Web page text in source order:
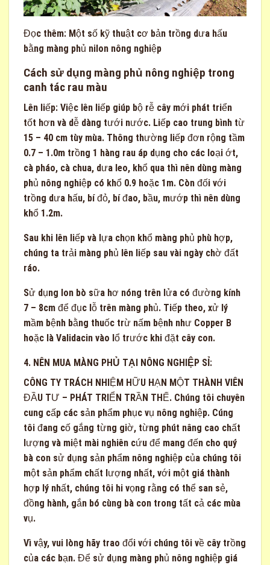
Đọc thêm: Một số kỹ thuật cơ bản trồng dưa hấu
bằng màng phủ nilon nông nghiệp
Cách sử dụng màng phủ nông nghiệp trong
canh tác rau màu
Lên liếp: Việc lên liếp giúp bộ rễ cây mới phát triển
tốt hơn và dễ dàng tưới nước. Liếp cao trung bình từ
15 – 40 cm tùy mùa. Thông thường liếp đơn rộng tầm
0.7 – 1.0m trồng 1 hàng rau áp dụng cho các loại ớt,
cà pháo, cà chua, dưa leo, khổ qua thì nên dùng màng
phủ nông nghiệp có khổ 0.9 hoặc 1m. Còn đối với
trồng dưa hấu, bí đỏ, bí đao, bầu, mướp thì nên dùng
khổ 1.2m.
Sau khi lên liếp và lựa chọn khổ màng phủ phù hợp,
chúng ta trải màng phủ lên liếp sau vài ngày chờ đất
ráo.
Sử dụng lon bò sữa hơ nóng trên lửa có đường kính
7 – 8cm để đục lỗ trên màng phủ. Tiếp theo, xử lý
mầm bệnh bằng thuốc trừ nấm bệnh như Copper B
hoặc là Validacin vào lổ trước khi đặt cây con.
4. NÊN MUA MÀNG PHỦ TẠI NÔNG NGHIỆP SỈ:
CÔNG TY TRÁCH NHIỆM HỮU HẠN MỘT THÀNH VIÊN
ĐẦU TƯ – PHÁT TRIỂN TRẦN THẾ. Chúng tôi chuyên
cung cấp các sản phẩm phục vụ nông nghiệp. Cúng
tôi đang cố gắng từng giờ, từng phút nâng cao chất
lượng và miệt mài nghiên cứu để mang đến cho quý
bà con sử dụng sản phẩm nông nghiệp của chúng tôi
một sản phẩm chất lượng nhất, với một giá thành
hợp lý nhất, chúng tôi hi vọng rằng có thể san sẻ,
đồng hành, gắn bó cùng bà con trong tất cả các mùa
vụ.
Vì vậy, vui lòng hãy trao đổi với chúng tôi về cây trồng
của các bạn. Để sử dụng màng phủ nông nghiệp giá